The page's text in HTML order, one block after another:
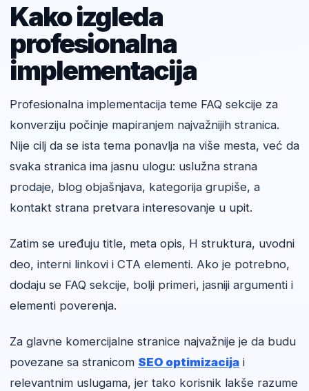
Kako izgleda
profesionalna
implementacija
Profesionalna implementacija teme FAQ sekcije za
konverziju počinje mapiranjem najvažnijih stranica.
Nije cilj da se ista tema ponavlja na više mesta, već da
svaka stranica ima jasnu ulogu: uslužna strana
prodaje, blog objašnjava, kategorija grupiše, a
kontakt strana pretvara interesovanje u upit.
Zatim se uređuju title, meta opis, H struktura, uvodni
deo, interni linkovi i CTA elementi. Ako je potrebno,
dodaju se FAQ sekcije, bolji primeri, jasniji argumenti i
elementi poverenja.
Za glavne komercijalne stranice najvažnije je da budu
povezane sa stranicom SEO optimizacija i
relevantnim uslugama, jer tako korisnik lakše razume